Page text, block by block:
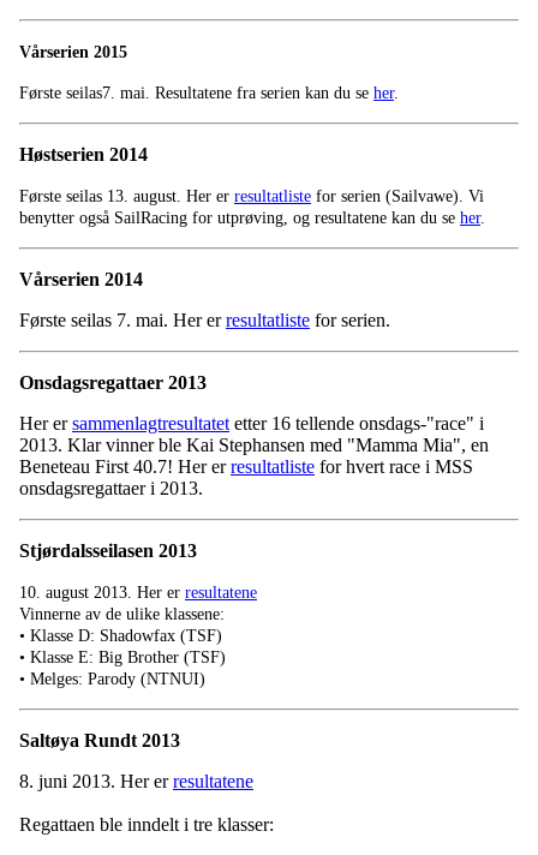
Vårserien 2015
Første seilas7. mai. Resultatene fra serien kan du se her.
Høstserien 2014
Første seilas 13. august. Her er resultatliste for serien (Sailvawe). Vi
benytter også SailRacing for utprøving, og resultatene kan du se her.
Vårserien 2014
Første seilas 7. mai. Her erresultatliste for serien.
Onsdagsregattaer 2013
Her ersammenlagtresultatet etter 16 tellende onsdags-"race" i
2013. Klar vinner ble Kai Stephansen med "Mamma Mia", en
Beneteau First 40.7! Her erresultatliste for hvert race i MSS
onsdagsregattaer i 2013.
Stjørdalsseilasen 2013
10. august 2013. Her er resultatene
Vinnerne av de ulike klassene:
• Klasse D: Shadowfax (TSF)
• Klasse E: Big Brother (TSF)
• Melges: Parody (NTNUI)
Saltøya Rundt 2013
8. juni 2013. Her erresultatene
Regattaen ble inndelt i tre klasser: